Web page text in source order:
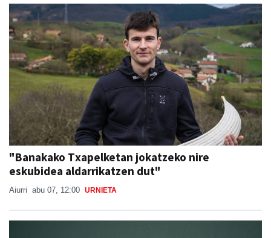
"Banakako Txapelketan jokatzeko nire
eskubidea aldarrikatzen dut"
Aiurri abu 07, 12:00 URNIETA